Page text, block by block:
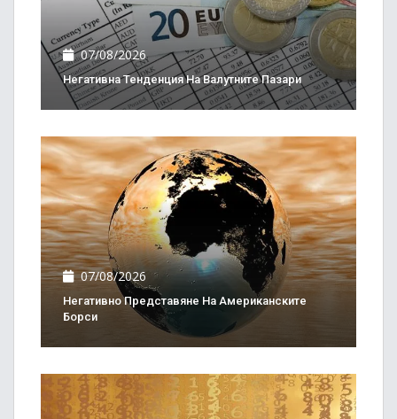
07/08/2026
Негативна Тенденция На Валутните Пазари
07/08/2026
Негативно Представяне На Американските
Борси